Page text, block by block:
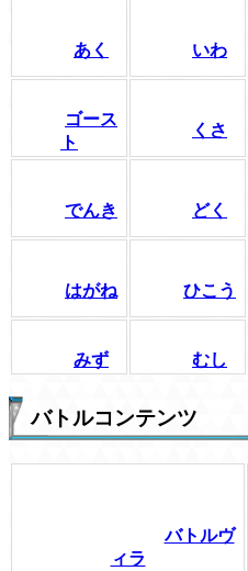
あく いわ
ゴース
ト
くさ
でんき どく
はがね ひこう
みず むし
バトルコンテンツ
バトルヴ
ィラ